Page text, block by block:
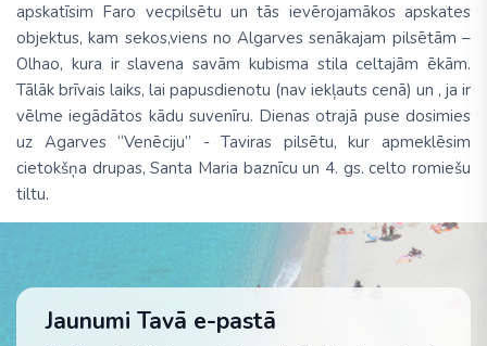
apskatīsim Faro vecpilsētu un tās ievērojamākos apskates
objektus, kam sekos,viens no Algarves senākajam pilsētām –
Olhao, kura ir slavena savām kubisma stila celtajām ēkām.
Tālāk brīvais laiks, lai papusdienotu (nav iekļauts cenā) un , ja ir
vēlme iegādātos kādu suvenīru. Dienas otrajā puse dosimies
uz Agarves “Venēciju” - Taviras pilsētu, kur apmeklēsim
cietokšņa drupas, Santa Maria baznīcu un 4. gs. celto romiešu
tiltu.
Jaunumi Tavā e-pastā